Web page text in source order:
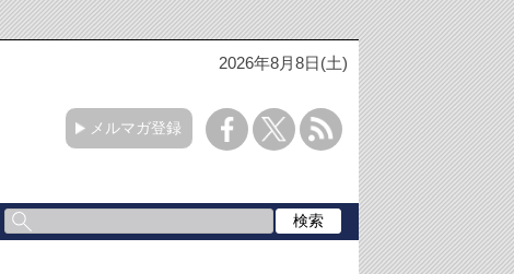
2026年8月8日(土)
メルマガ登録